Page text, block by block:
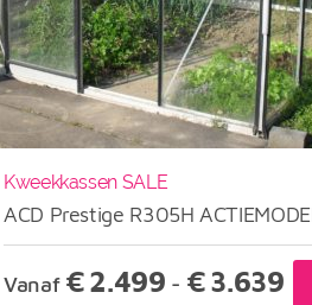
Kweekkassen SALE
ACD Prestige R305H
Vanaf €2.499 - €3.639